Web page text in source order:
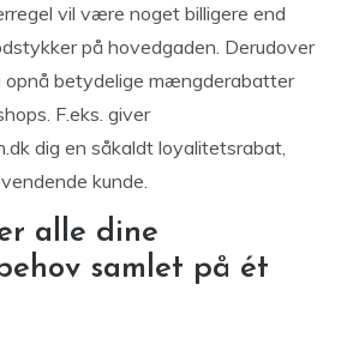
vil være noget billigere end
på hovedgaden. Derudover
opnå betydelige mængderabatter
F.eks. giver
dig en såkaldt loyalitetsrabat,
kunde.
alle dine
samlet på ét